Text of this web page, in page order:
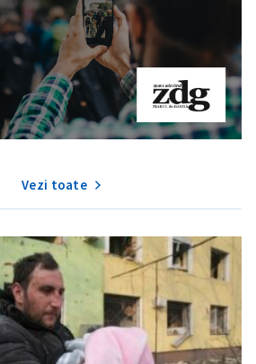
Vezi toate